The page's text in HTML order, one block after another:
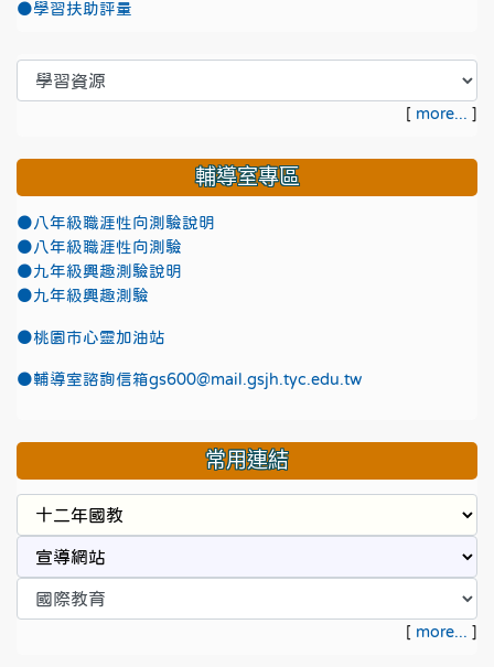
●學習扶助評量
[ more... ]
輔導室專區
●八年級職涯性向測驗說明
●八年級職涯性向測驗
●九年級興趣測驗說明
●九年級興趣測驗
●桃園市心靈加油站
●輔導室諮詢信箱gs600@mail.gsjh.tyc.edu.tw
常用連結
[ more... ]